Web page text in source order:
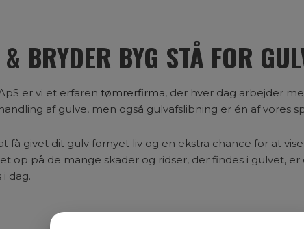
BRYDER BYG STÅ FOR
er vi et erfaren tømrerfirma, der hver dag arbejder
af gulve, men også gulvafslibning er én af vores
få givet dit gulv fornyet liv og en ekstra chance for at
op på de mange skader og ridser, der findes i gulvet,
dag.